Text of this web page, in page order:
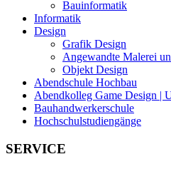
Bauinformatik
Informatik
Design
Grafik Design
Angewandte Malerei
Objekt Design
Abendschule Hochbau
Abendkolleg Game Design |
Bauhandwerkerschule
Hochschulstudiengänge
SERVICE